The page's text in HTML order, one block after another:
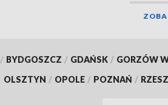
/ BYDGOSZCZ / GDAŃSK / GORZÓW
OLSZTYN / OPOLE / POZNAŃ /